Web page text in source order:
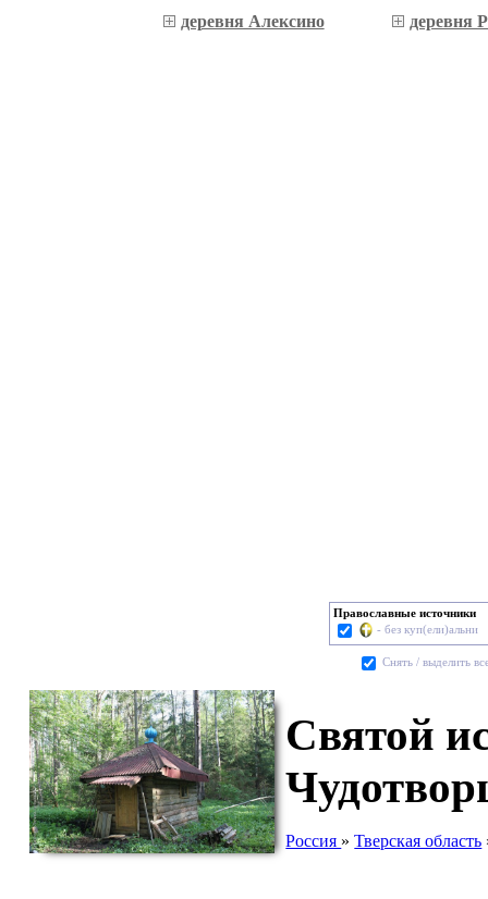
деревня Алексино деревня
Православные источники
- без куп(ели)альни
Cнять / выделить
Святой
Россия »Тверская область